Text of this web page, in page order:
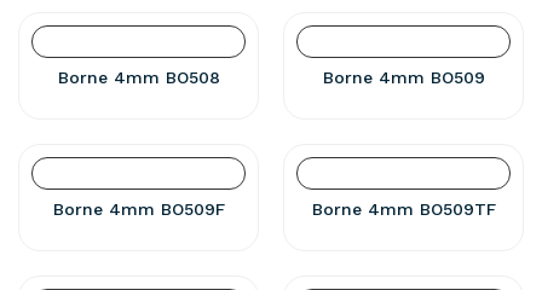
Borne 4mm BO508 Borne 4mm BO509
Borne 4mm BO509F Borne 4mm BO509TF